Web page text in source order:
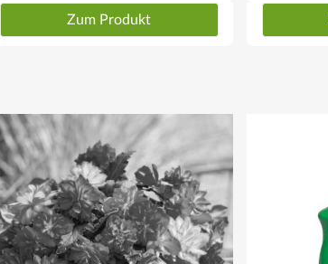
Zum Produkt